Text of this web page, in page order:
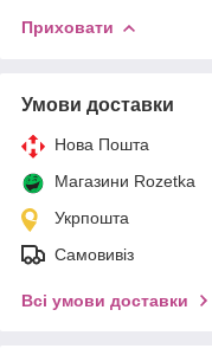
Приховати
Умови доставки
Нова Пошта
Магазини Rozetka
Укрпошта
Самовивіз
Всі умови доставки